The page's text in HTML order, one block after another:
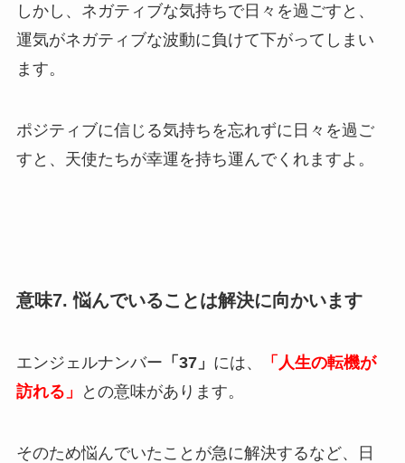
しかし、ネガティブな気持ちで日々を過ごすと、
運気がネガティブな波動に負けて下がってしまい
ます。
ポジティブに信じる気持ちを忘れずに日々を過ご
すと、天使たちが幸運を持ち運んでくれますよ。
意味7. 悩んでいることは解決に向かいます
エンジェルナンバー 「37」 には、
「人生の転機が
訪れる」
との意味があります。
そのため悩んでいたことが急に解決するなど、日